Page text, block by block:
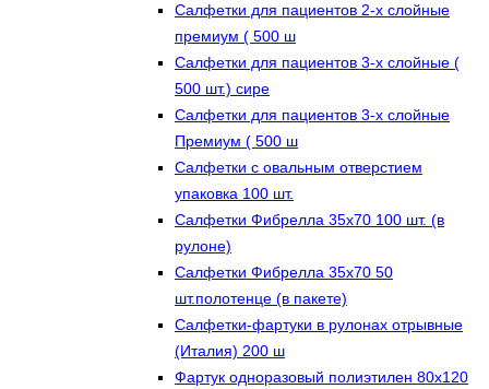
Салфетки для пациентов 2-х слойные
премиум ( 500 ш
Салфетки для пациентов 3-х слойные (
500 шт.) сире
Салфетки для пациентов 3-х слойные
Премиум ( 500 ш
Салфетки с овальным отверстием
упаковка 100 шт.
Салфетки Фибрелла 35х70 100 шт. (в
рулоне)
Салфетки Фибрелла 35х70 50
шт.полотенце (в пакете)
Салфетки-фартуки в рулонах отрывные
(Италия) 200 ш
Фартук одноразовый полиэтилен 80х120